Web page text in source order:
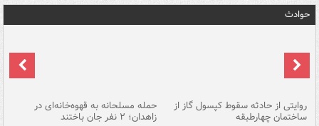
حوادث
روایتی از حادثه سقوط کپسول گاز از
ساختمان چهارطبقه
حمله مسلحانه به قهوه‌خانه‌ای در
زاهدان؛ ۲ نفر جان باختند